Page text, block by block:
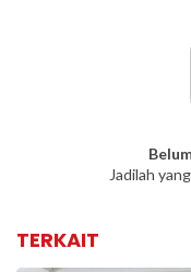
Jadilah
TERKAIT